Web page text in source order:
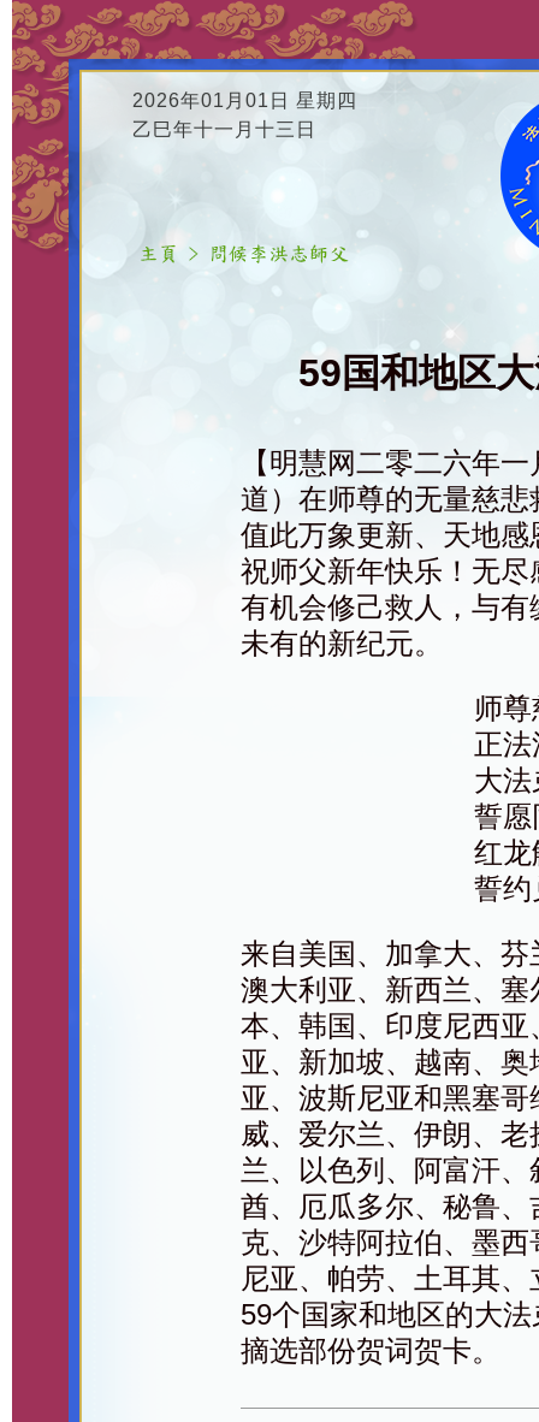
2026年01月01日 星期四
乙巳年十一月十三日
59国和地区
【明慧网二零二六年
道）在师尊的无量慈
值此万象更新、天地
祝师父新年快乐！无
有机会修己救人，与
未有的新纪元。
师
正
大
誓愿
红龙
誓约
来自美国、加拿大、
澳大利亚、新西兰、
本、韩国、印度尼西
亚、新加坡、越南、
亚、波斯尼亚和黑塞
威、爱尔兰、伊朗、
兰、以色列、阿富汗
酋、厄瓜多尔、秘鲁
克、沙特阿拉伯、墨
尼亚、帕劳、土耳其
59个国家和地区的大
摘选部份贺词贺卡。